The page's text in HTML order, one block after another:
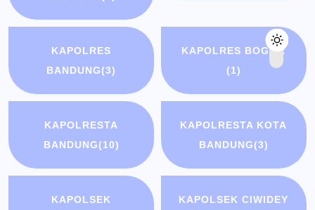
KAPOLRES
BANDUNG(3)
KAPOLRES BOGOR
(1)
KAPOLRESTA
BANDUNG(10)
KAPOLRESTA KOTA
BANDUNG(3)
KAPOLSEK KAPOLSEK CIWIDEY